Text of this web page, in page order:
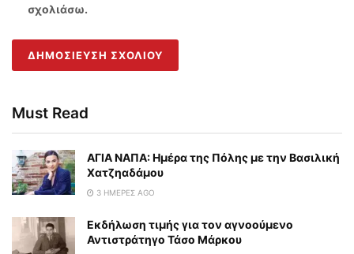
σχολιάσω.
Must Read
ΑΓΙΑ ΝΑΠΑ: Ημέρα της Πόλης με την Βασιλική
Χατζηαδάμου
3 ΗΜΈΡΕΣ AGO
Εκδήλωση τιμής για τον αγνοούμενο
Αντιστράτηγο Τάσο Μάρκου